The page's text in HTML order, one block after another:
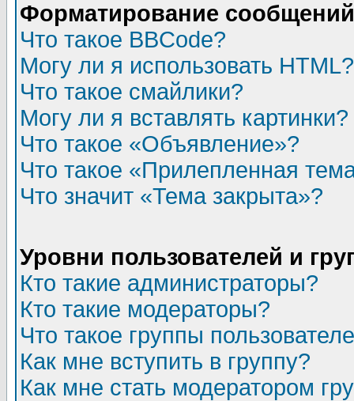
Форматирование
Что такое BBCode?
Могу ли я использовать HTML?
Что такое смайлики?
Могу ли я вставлять картинки?
Что такое «Объявление»?
Что такое «Прилепленная
Что значит «Тема закрыта»?
Уровни пользователей и
Кто такие администраторы?
Кто такие модераторы?
Что такое группы
Как мне вступить в группу?
Как мне стать модератором